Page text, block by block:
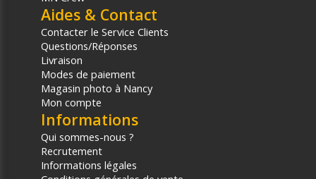
Aides & Contact
Contacter le Service Clients
Questions/Réponses
Livraison
Modes de paiement
Magasin photo à Nancy
Mon compte
Informations
Qui sommes-nous ?
Recrutement
Informations légales